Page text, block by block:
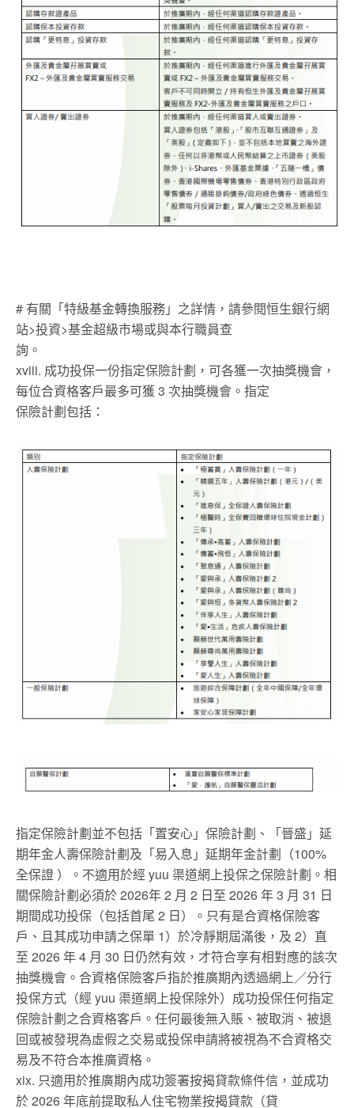
# 有關「特級基金轉換服務」之詳情，請參閱恒生銀行網
站>投資>基金超級市場或與本行職員查
詢。
xviii. 成功投保一份指定保險計劃，可各獲一次抽獎機會，
每位合資格客戶最多可獲 3 次抽獎機會。指定
保險計劃包括：
指定保險計劃並不包括「置安心」保險計劃、「晉盛」延
期年金人壽保險計劃及「易入息」延期年金計劃（100%
全保證 ）。不適用於經 yuu 渠道網上投保之保險計劃。相
關保險計劃必須於 2026年 2 月 2 日至 2026 年 3 月 31 日
期間成功投保（包括首尾 2 日）。只有是合資格保險客
戶、且其成功申請之保單 1）於冷靜期屆滿後，及 2）直
至 2026 年 4 月 30 日仍然有效，才符合享有相對應的該次
抽獎機會。合資格保險客戶指於推廣期內透過網上／分行
投保方式（經 yuu 渠道網上投保除外）成功投保任何指定
保險計劃之合資格客戶。任何最後無入賬、被取消、被退
回或被發現為虛假之交易或投保申請將被視為不合資格交
易及不符合本推廣資格。
xix. 只適用於推廣期內成功簽署按揭貸款條件信，並成功
於 2026 年底前提取私人住宅物業按揭貸款（貸